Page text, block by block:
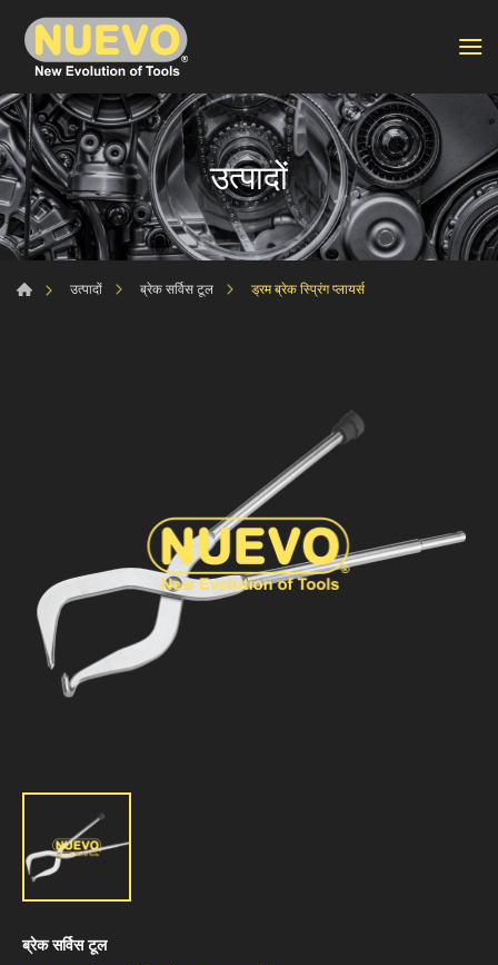
उत्पादों
उत्पादों ब्रेक सर्विस टूल ड्रम ब्रेक स्प्रिंग प्लायर्स
ब्रेक सर्विस टूल